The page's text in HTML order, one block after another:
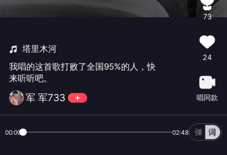
塔里木河
我唱的这首歌打败了全国95%的人，快
来听听吧。
军 军733
73
24
唱同款
00:00 02:48